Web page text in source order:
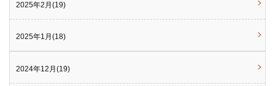
2025年2月(19)
2025年1月(18)
2024年12月(19)